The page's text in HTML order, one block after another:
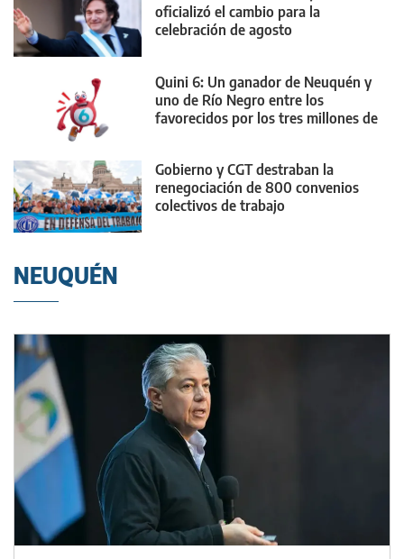
oficializó el cambio para la
celebración de agosto
Quini 6: Un ganador de Neuquén y
uno de Río Negro entre los
favorecidos por los tres millones de
Gobierno y CGT destraban la
renegociación de 800 convenios
colectivos de trabajo
NEUQUÉN